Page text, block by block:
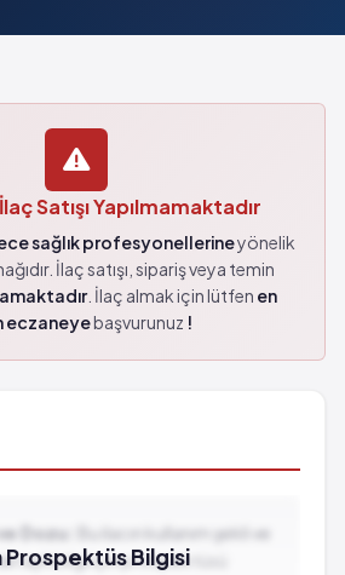
Satışı Yapılmamaktadır
sağlık profesyonellerineyönelik
İlaç satışı, sipariş veya temin
. İlaç almak için lütfen en
eczaneyebaşvurunuz !
Dozu:
Bu ilacın kullanım şekli ve
bilgi için prospektüsü
Prospektüs Bilgisi